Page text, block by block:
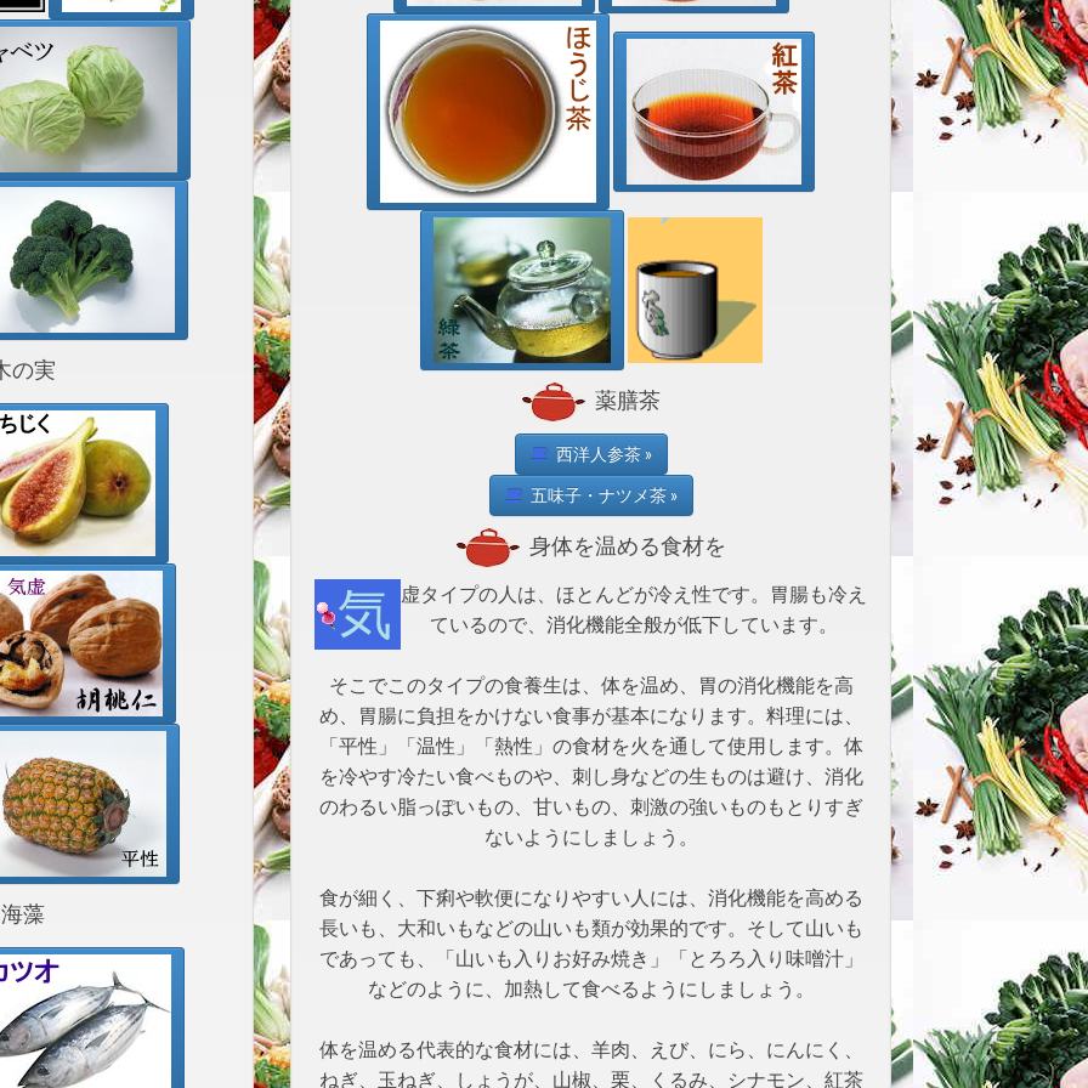
の実
藻
薬膳茶
西洋人参茶 »
五味子・ナツメ茶 »
身体を温める食材を
気虚タイプの人は、ほとんどが冷え性です。胃腸も冷え ているので、消化機能全般が低下しています。
そこでこのタイプの食養生は、体を温め、胃の消化機能を高
め、胃腸に負担をかけない食事が基本になります。料理には、
「平性」「温性」「熱性」の食材を火を通して使用します。体
を冷やす冷たい食べものや、刺し身などの生ものは避け、消化
のわるい脂っぽいもの、甘いもの、刺激の強いものもとりすぎ
ないようにしましょう。
食が細く、下痢や軟便になりやすい人には、消化機能を高める
長いも、大和いもなどの山いも類が効果的です。そして山いも
であっても、「山いも入りお好み焼き」「とろろ入り味噌汁」
などのように、加熱して食べるようにしましょう。
体を温める代表的な食材には、羊肉、えび、にら、にんにく、
ねぎ、玉ねぎ、しょうが、山椒、栗、くるみ、シナモン、紅茶